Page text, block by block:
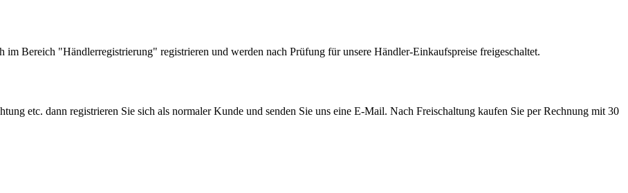
Bereich "Händlerregistrierung" registrieren und werden nach Prüfung für unsere Händler-Einkaufspreise freigeschaltet.
etc. dann registrieren Sie sich als normaler Kunde und senden Sie uns eine E-Mail. Nach Freischaltung kaufen Sie per Rechnung mit 30